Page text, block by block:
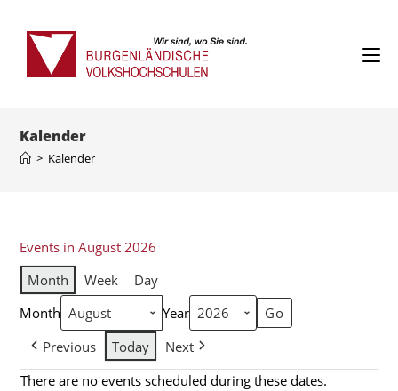
Kalender
> Kalender
Events in August 2026
Month
Week
Day
Month
Year
Previous
Today
Next
There are no events scheduled during these dates.